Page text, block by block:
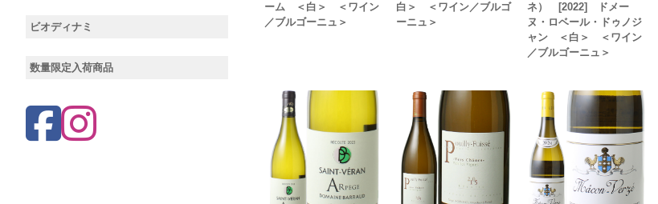
ーム ＜白＞ ＜ワイン
／ブルゴーニュ＞
白＞ ＜ワイン／ブルゴ
ーニュ＞
ネ） [2022] ドメー
ヌ・ロベール・ドゥノジ
ャン ＜白＞ ＜ワイン
／ブルゴーニュ＞
ビオディナミ
数量限定入荷商品